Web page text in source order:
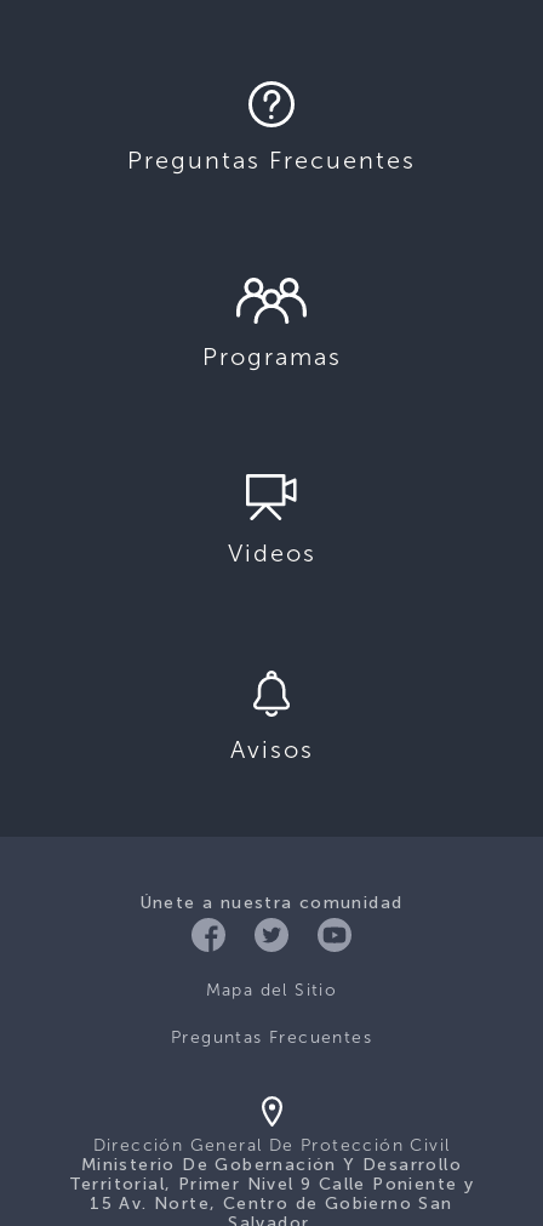
Preguntas Frecuentes
Programas
Videos
Avisos
Únete a nuestra comunidad
Mapa del Sitio
Preguntas Frecuentes
Dirección General De Protección Civil
Ministerio De Gobernación Y Desarrollo
Territorial, Primer Nivel 9 Calle Poniente y
15 Av. Norte, Centro de Gobierno San